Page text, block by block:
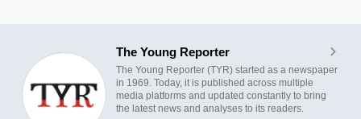
The Young Reporter
The Young Reporter (TYR) started as a newspaper
in 1969. Today, it is published across multiple
media platforms and updated constantly to bring
the latest news and analyses to its readers.